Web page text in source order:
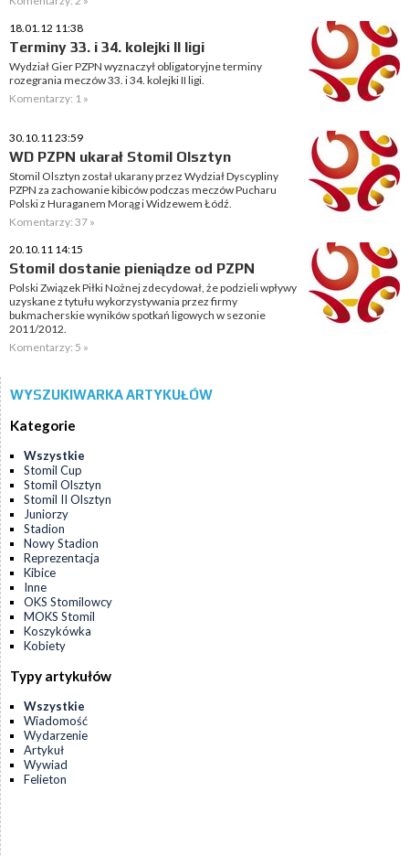
18.01.12 11:38
Terminy 33. i 34. kolejki II ligi
Wydział Gier PZPN wyznaczył obligatoryjne terminy
rozegrania meczów 33. i 34. kolejki II ligi.
Komentarzy: 1 »
30.10.11 23:59
WD PZPN ukarał Stomil Olsztyn
Stomil Olsztyn został ukarany przez Wydział Dyscypliny
PZPN za zachowanie kibiców podczas meczów Pucharu
Polski z Huraganem Morąg i Widzewem Łódź.
Komentarzy: 37 »
20.10.11 14:15
Stomil dostanie pieniądze od PZPN
Polski Związek Piłki Nożnej zdecydował, że podzieli wpływy
uzyskane z tytułu wykorzystywania przez firmy
bukmacherskie wyników spotkań ligowych w sezonie
2011/2012.
Komentarzy: 5 »
WYSZUKIWARKA ARTYKUŁÓW
Kategorie
Wszystkie
Stomil Cup
Stomil Olsztyn
Stomil II Olsztyn
Juniorzy
Stadion
Nowy Stadion
Reprezentacja
Kibice
Inne
OKS Stomilowcy
MOKS Stomil
Koszykówka
Kobiety
Typy artykułów
Wszystkie
Wiadomość
Wydarzenie
Artykuł
Wywiad
Felieton